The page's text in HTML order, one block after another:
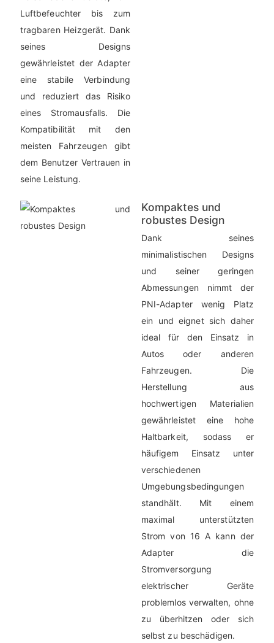
Luftbefeuchter bis zum
tragbaren Heizgerät. Dank
seines Designs
gewährleistet der Adapter
eine stabile Verbindung
und reduziert das Risiko
eines Stromausfalls. Die
Kompatibilität mit den
meisten Fahrzeugen gibt
dem Benutzer Vertrauen in
seine Leistung.
Kompaktes und
robustes Design
Dank seines
minimalistischen Designs
und seiner geringen
Abmessungen nimmt der
PNI-Adapter wenig Platz
ein und eignet sich daher
ideal für den Einsatz in
Autos oder anderen
Fahrzeugen. Die
Herstellung aus
hochwertigen Materialien
gewährleistet eine hohe
Haltbarkeit, sodass er
häufigem Einsatz unter
verschiedenen
Umgebungsbedingungen
standhält. Mit einem
maximal unterstützten
Strom von 16 A kann der
Adapter die
Stromversorgung
elektrischer Geräte
problemlos verwalten, ohne
zu überhitzen oder sich
selbst zu beschädigen.